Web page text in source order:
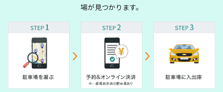
場が見つかります。